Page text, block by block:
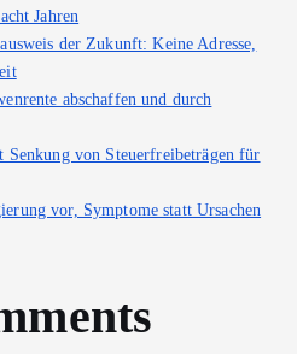
Jahren
der Zukunft: Keine Adresse,
abschaffen und durch
von Steuerfreibeträgen für
vor, Symptome statt Ursachen